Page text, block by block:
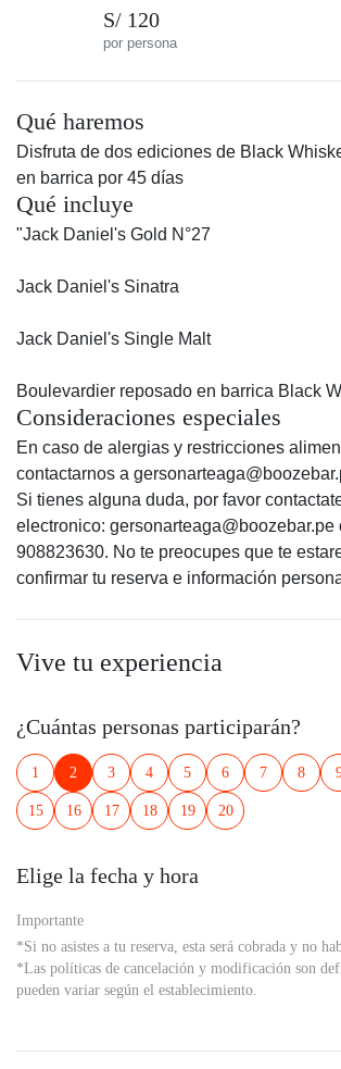
S/ 120
por persona
Qué haremos
Disfruta de dos ediciones de Black
en barrica por 45 días
Qué incluye
"Jack Daniel's Gold N°27
Jack Daniel's Sinatra
Jack Daniel's Single Malt
Boulevardier reposado en barrica Black
Consideraciones especiales
En caso de alergias y restricciones
contactarnos a
Si tienes alguna duda, por favor
electronico:
908823630. No te preocupes que te
confirmar tu reserva e información
Vive tu experiencia
¿Cuántas personas participarán?
1 2 3 4 5 6 7 8
15 16 17 18 19 20
Elige la fecha y hora
Importante
*Si no asistes a tu reserva, esta será cobrada y no
*Las políticas de cancelación y modificación son
pueden variar según el establecimiento.